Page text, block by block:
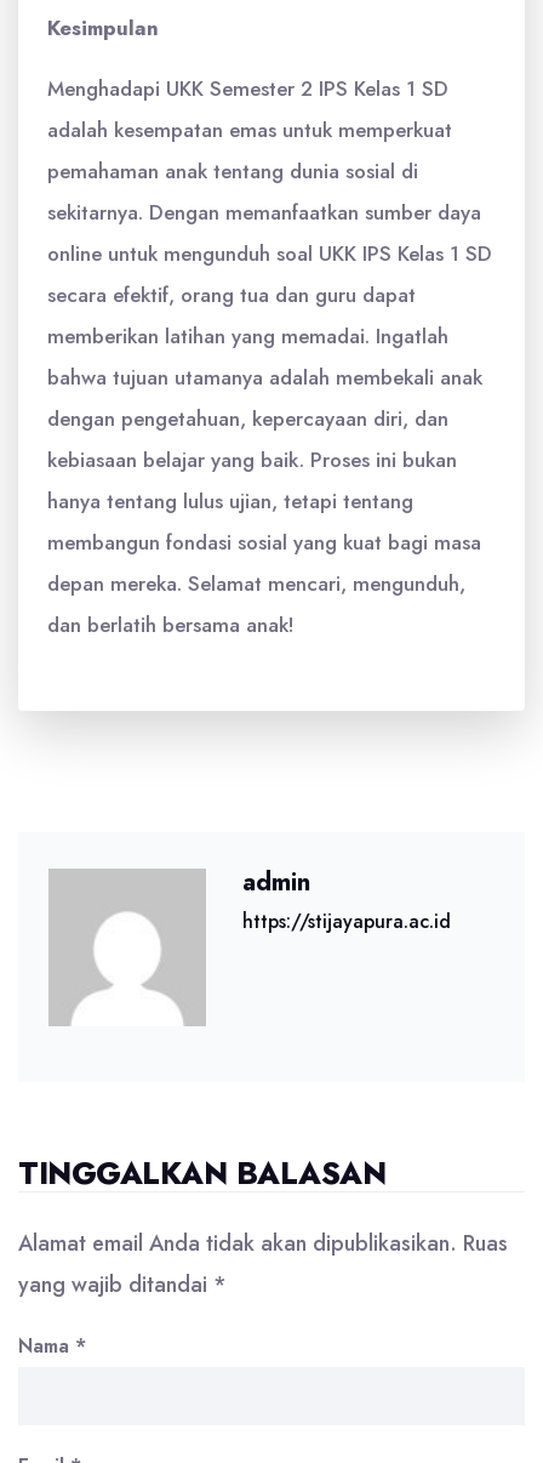
Kesimpulan
Menghadapi UKK Semester 2 IPS Kelas 1 SD
adalah kesempatan emas untuk memperkuat
pemahaman anak tentang dunia sosial di
sekitarnya. Dengan memanfaatkan sumber daya
online untuk mengunduh soal UKK IPS Kelas 1 SD
secara efektif, orang tua dan guru dapat
memberikan latihan yang memadai. Ingatlah
bahwa tujuan utamanya adalah membekali anak
dengan pengetahuan, kepercayaan diri, dan
kebiasaan belajar yang baik. Proses ini bukan
hanya tentang lulus ujian, tetapi tentang
membangun fondasi sosial yang kuat bagi masa
depan mereka. Selamat mencari, mengunduh,
dan berlatih bersama anak!
admin
https://stijayapura.ac.id
TINGGALKAN BALASAN
Alamat email Anda tidak akan dipublikasikan. Ruas
yang wajib ditandai *
Nama *